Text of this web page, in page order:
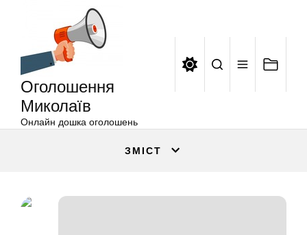
Оголошення
Миколаїв
Онлайн дошка оголошень
ЗМІСТ